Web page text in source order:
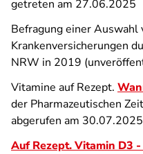
getreten am 27.06.2025
Befragung einer Auswahl
Krankenversicherungen
NRW in 2019
Vitamine auf Rezept.
der Pharmazeutischen
abgerufen am
Auf Rezept. Vitamin D3